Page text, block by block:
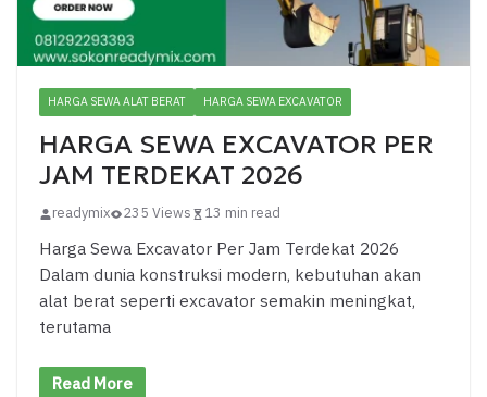
HARGA SEWA ALAT BERAT HARGA SEWA EXCAVATOR
HARGA SEWA EXCAVATOR PER
JAM TERDEKAT 2026
readymix 235 Views 13 min read
Harga Sewa Excavator Per Jam Terdekat 2026
Dalam dunia konstruksi modern, kebutuhan akan
alat berat seperti excavator semakin meningkat,
terutama
Read More